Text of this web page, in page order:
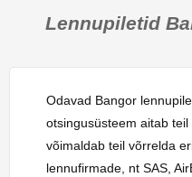
Lennupiletid
Odavad Bangor
otsingusüsteem aitab
võimaldab teil võrrelda
lennufirmade, nt SAS,